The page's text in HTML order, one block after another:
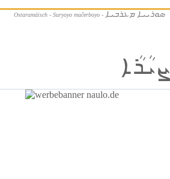
Ostaramäisch - Suryoyo maĉerboyo - ܣܘܪܝܝܐ ܡܥܪܒܝܐ
ܨܝܳܪܳܐ